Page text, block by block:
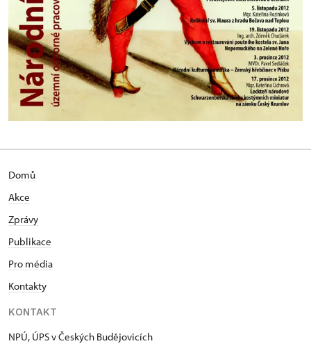
Domů
Akce
Zprávy
Publikace
Pro média
Kontakty
KONTAKT
NPÚ, ÚPS v Českých Budějovicích